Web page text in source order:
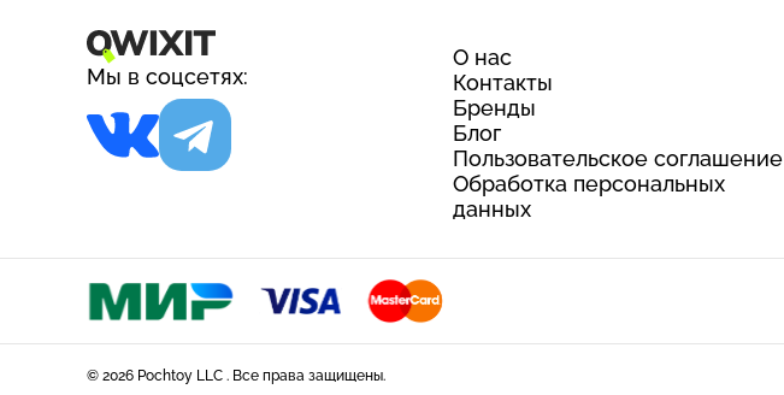
Мы в соцсетях:
О нас
Контакты
Бренды
Блог
Пользовательское соглашение
Обработка персональных
данных
© 2026 Pochtoy LLC . Все права защищены.